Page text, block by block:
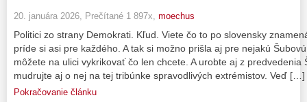
20. januára 2026, Prečítané 1 897x, moechus
Politici zo strany Demokrati. Kľud. Viete čo to po slovensky
príde si asi pre každého. A tak si možno prišla aj pre nejakú
môžete na ulici vykrikovať čo len chcete. A urobte aj z
mudrujte aj o nej na tej tribúnke spravodlivých extrémistov. Veď […]
Pokračovanie článku